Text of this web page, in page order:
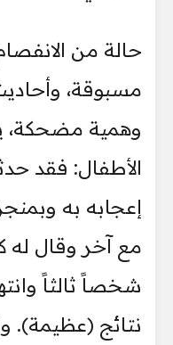
حالة من
مسبوقة،
وهمية مضحكة،
الأطفال: فقد
إعجابه به
مع آخر وقال له
شخصاً ثالثاً
نتائج